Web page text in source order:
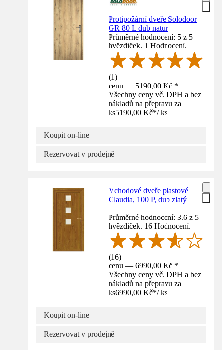
Protipožární dveře Solodoor
GR 80 L dub natur
Průměrné hodnocení: 5 z 5
hvězdiček. 1 Hodnocení.
(1)
cenu — 5190,00 Kč *
Všechny ceny vč. DPH a bez
nákladů na přepravu za
ks5190,00 Kč*/ ks
Koupit on-line
Rezervovat v prodejně
Vchodové dveře plastové
Claudia, 100 P, dub zlatý
Průměrné hodnocení: 3.6 z 5
hvězdiček. 16 Hodnocení.
(16)
cenu — 6990,00 Kč *
Všechny ceny vč. DPH a bez
nákladů na přepravu za
ks6990,00 Kč*/ ks
Koupit on-line
Rezervovat v prodejně